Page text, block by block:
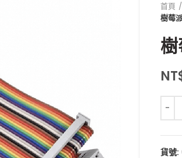
首頁
樹莓
樹
貨號: